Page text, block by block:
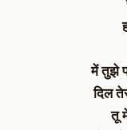
में तुझे
दिल
तू